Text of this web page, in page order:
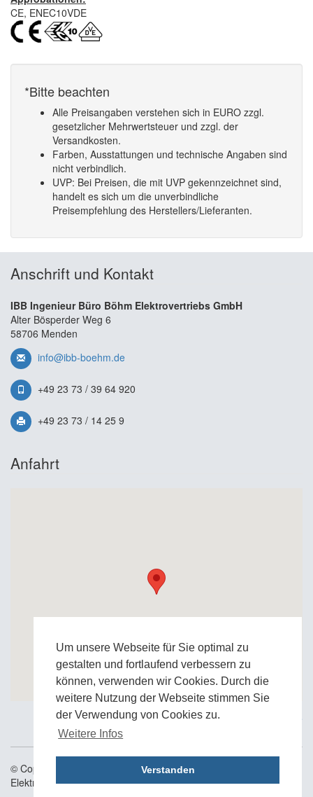
Um unsere Webseite für Sie optimal zu
gestalten und fortlaufend verbessern zu
können, verwenden wir Cookies. Durch die
weitere Nutzung der Webseite stimmen Sie
der Verwendung von Cookies zu.
Weitere Infos
Verstanden
CE, ENEC10VDE
*Bitte beachten
Alle Preisangaben verstehen sich in EURO zzgl.
gesetzlicher Mehrwertsteuer und zzgl. der
Versandkosten.
Farben, Ausstattungen und technische Angaben sind
nicht verbindlich.
UVP: Bei Preisen, die mit UVP gekennzeichnet sind,
handelt es sich um die unverbindliche
Preisempfehlung des Herstellers/Lieferanten.
Anschrift und Kontakt
IBB Ingenieur Büro Böhm Elektrovertriebs GmbH
Alter Bösperder Weg 6
58706 Menden
info@ibb-boehm.de
+49 23 73 / 39 64 920
+49 23 73 / 14 25 9
Anfahrt
Zur Google Anfahrtskarte
© Copyright 2006 - 2026 IBB Ingenieurbüro Böhm
Elektrovertriebs GmbH